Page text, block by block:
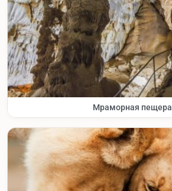
Мраморная пещера